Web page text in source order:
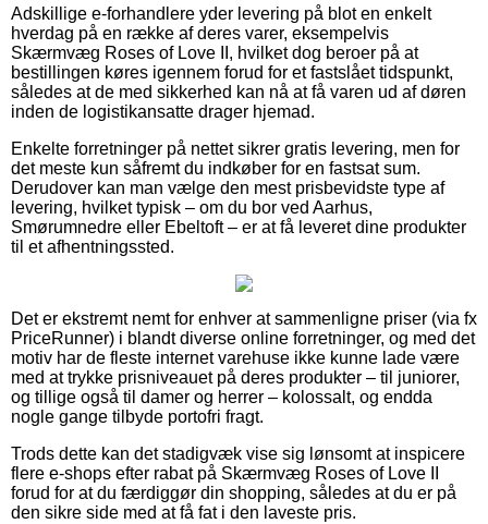
Adskillige e-forhandlere yder levering på blot en enkelt
hverdag på en række af deres varer, eksempelvis
Skærmvæg Roses of Love II, hvilket dog beroer på at
bestillingen køres igennem forud for et fastslået tidspunkt,
således at de med sikkerhed kan nå at få varen ud af døren
inden de logistikansatte drager hjemad.
Enkelte forretninger på nettet sikrer gratis levering, men for
det meste kun såfremt du indkøber for en fastsat sum.
Derudover kan man vælge den mest prisbevidste type af
levering, hvilket typisk – om du bor ved Aarhus,
Smørumnedre eller Ebeltoft – er at få leveret dine produkter
til et afhentningssted.
Det er ekstremt nemt for enhver at sammenligne priser (via fx
PriceRunner) i blandt diverse online forretninger, og med det
motiv har de fleste internet varehuse ikke kunne lade være
med at trykke prisniveauet på deres produkter – til juniorer,
og tillige også til damer og herrer – kolossalt, og endda
nogle gange tilbyde portofri fragt.
Trods dette kan det stadigvæk vise sig lønsomt at inspicere
flere e-shops efter rabat på Skærmvæg Roses of Love II
forud for at du færdiggør din shopping, således at du er på
den sikre side med at få fat i den laveste pris.